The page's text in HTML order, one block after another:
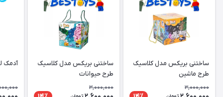
ساختنی بریکس مدل کلاسیک
طرح ماشین
3,000,000
ساختنی بریکس مدل کلاسیک
طرح حیوانات
3,000,000
آدمک